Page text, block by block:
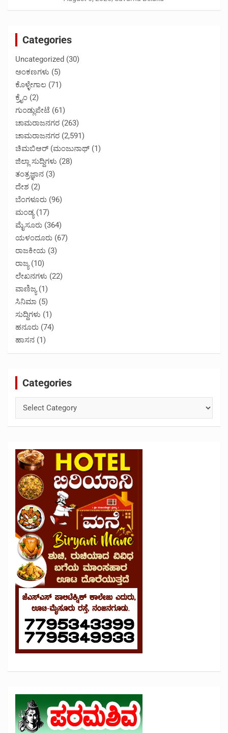
Categories
Uncategorized (30)
ಅಂಕಣಗಳು (5)
ಕೊಳ್ಳೇಗಾಲ (71)
ಕ್ರೈಂ (2)
ಗುಂಡ್ಲುಪೇಟೆ (61)
ಚಾಮರಾಜನಗರ (263)
ಚಾಮರಾಜನಗರ (2,591)
ಚಿಮಬಿಆರ್ (ಮಂಜುನಾಥ್ (1)
ಜಿಲ್ಲಾ ಸುದ್ದಿಗಳು (28)
ತಂತ್ರಜ್ಞಾನ (3)
ದೇಶ (2)
ಬೆಂಗಳೂರು (96)
ಮಂಡ್ಯ(17)
ಮೈಸೂರು (364)
ಯಳಂದೂರು (67)
ರಾಜಕೀಯ (3)
ರಾಜ್ಯ(10)
ಲೇಖನಗಳು (22)
ವಾಣಿಜ್ಯ(1)
ಸಿನಿಮಾ (5)
ಸುದ್ದಿಗಳು (1)
ಹನೂರು (74)
ಹಾಸನ (1)
Categories